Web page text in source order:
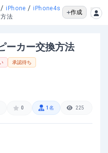
/ iPhone / iPhone4s
法
作成
ーカー交換方法
承認待ち
0 1 名 225